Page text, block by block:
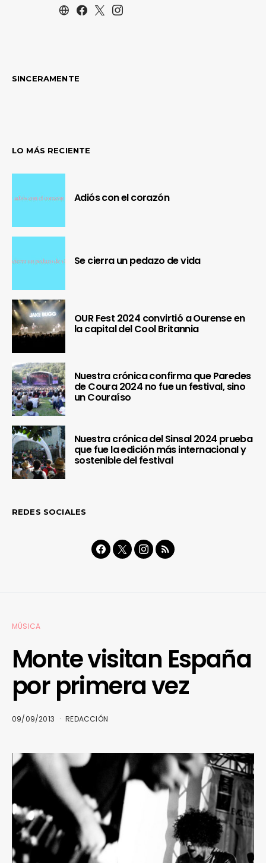
SINCERAMENTE
LO MÁS RECIENTE
Adiós con el corazón
Se cierra un pedazo de vida
OUR Fest 2024 convirtió a Ourense en
la capital del Cool Britannia
Nuestra crónica confirma que Paredes
de Coura 2024 no fue un festival, sino
un Couraíso
Nuestra crónica del Sinsal 2024 prueba
que fue la edición más internacional y
sostenible del festival
REDES SOCIALES
MÚSICA
Monte visitan España
por primera vez
09/09/2013 REDACCIÓN